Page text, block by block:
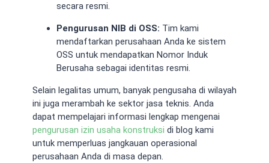
secara resmi.
Pengurusan NIB di OSS: Tim kami
mendaftarkan perusahaan Anda ke sistem
OSS untuk mendapatkan Nomor Induk
Berusaha sebagai identitas resmi.
Selain legalitas umum, banyak pengusaha di wilayah
ini juga merambah ke sektor jasa teknis. Anda
dapat mempelajari informasi lengkap mengenai
pengurusan izin usaha konstruksi di blog kami
untuk memperluas jangkauan operasional
perusahaan Anda di masa depan.